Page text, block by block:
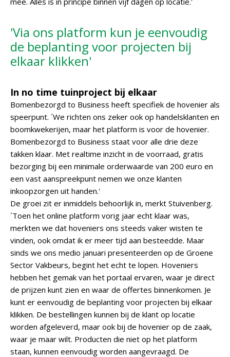
'Via ons platform kun je eenvoudig
de beplanting voor projecten bij
elkaar klikken'
In no time tuinproject bij elkaar
Bomenbezorgd to Business heeft specifiek de hovenier als
speerpunt. ´We richten ons zeker ook op handelsklanten en
boomkwekerijen, maar het platform is voor de hovenier.
Bomenbezorgd to Business staat voor alle drie deze
takken klaar. Met realtime inzicht in de voorraad, gratis
bezorging bij een minimale orderwaarde van 200 euro en
een vast aanspreekpunt nemen we onze klanten
inkoopzorgen uit handen.'
De groei zit er inmiddels behoorlijk in, merkt Stuivenberg.
´Toen het online platform vorig jaar echt klaar was,
merkten we dat hoveniers ons steeds vaker wisten te
vinden, ook omdat ik er meer tijd aan besteedde. Maar
sinds we ons medio januari presenteerden op de Groene
Sector Vakbeurs, begint het echt te lopen. Hoveniers
hebben het gemak van het portaal ervaren, waar je direct
de prijzen kunt zien en waar de offertes binnenkomen. Je
kunt er eenvoudig de beplanting voor projecten bij elkaar
klikken. De bestellingen kunnen bij de klant op locatie
worden afgeleverd, maar ook bij de hovenier op de zaak,
waar je maar wilt. Producten die niet op het platform
staan, kunnen eenvoudig worden aangevraagd. De